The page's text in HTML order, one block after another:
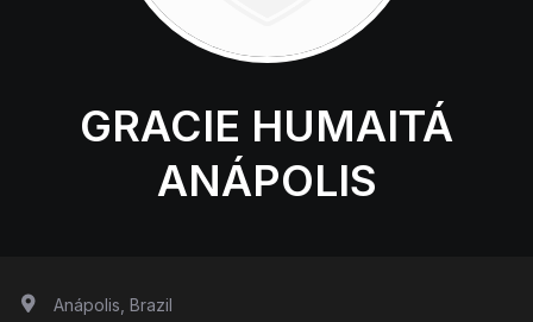
GRACIE HUMAITÁ
ANÁPOLIS
Anápolis, Brazil